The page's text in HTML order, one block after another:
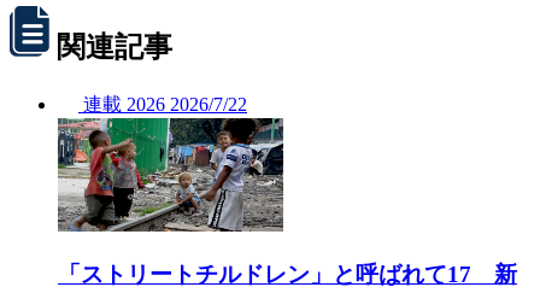
関連記事
連載 2026 2026/7/22
「ストリートチルドレン」と呼ばれて17 新